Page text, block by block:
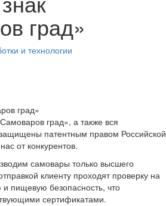
град»
и технологии
град»
град», а также вся
патентным правом Российской
от конкурентов.
самовары только высшего
клиенту проходят проверку на
пищевую безопасность, что
сертификатами.